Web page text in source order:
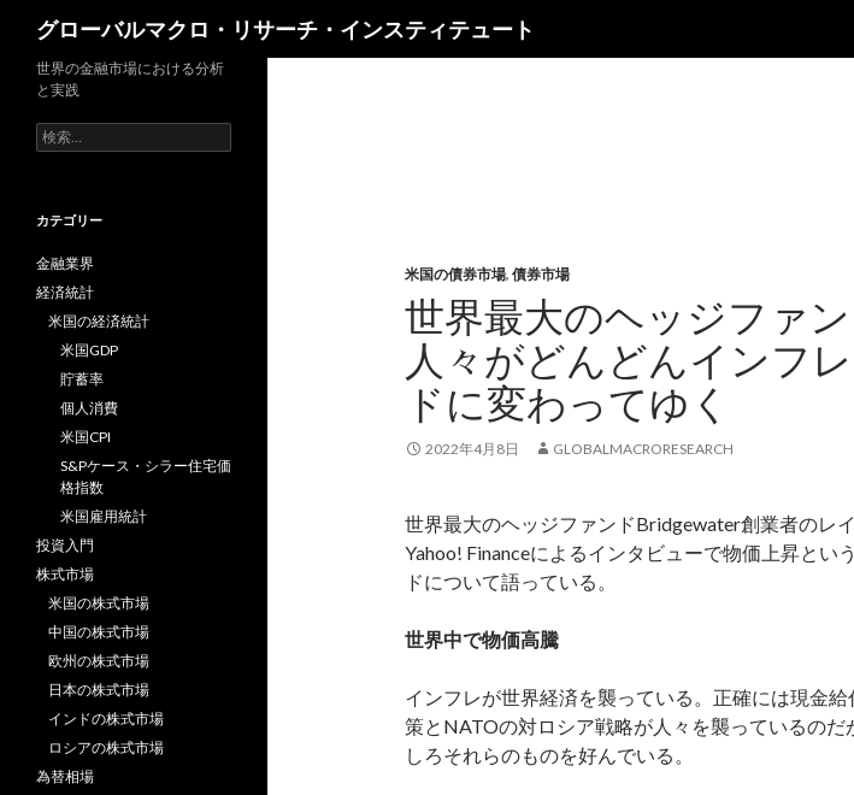
グローバルマクロ・リサーチ・インスティテュート
米国の債券市場, 債券市場
世界最大のヘッジファ
人々がどんどんインフ
ドに変わってゆく
2022年4月8日 GLOBALMACRORESEARCH
世界最大のヘッジファンドBridgewater創業者のレ
Yahoo! Financeによるインタビューで物価上昇とい
ドについて語っている。
世界中で物価高騰
インフレが世界経済を襲っている。正確には現金給
策とNATOの対ロシア戦略が人々を襲っているのだ
しろそれらのものを好んでいる。
世界の金融市場における分析
と実践
検
索:
カテゴリー
金融業界
経済統計
米国の経済統計
米国GDP
貯蓄率
個人消費
米国CPI
S&Pケース・シラー住宅価
格指数
米国雇用統計
投資入門
株式市場
米国の株式市場
中国の株式市場
欧州の株式市場
日本の株式市場
インドの株式市場
ロシアの株式市場
為替相場